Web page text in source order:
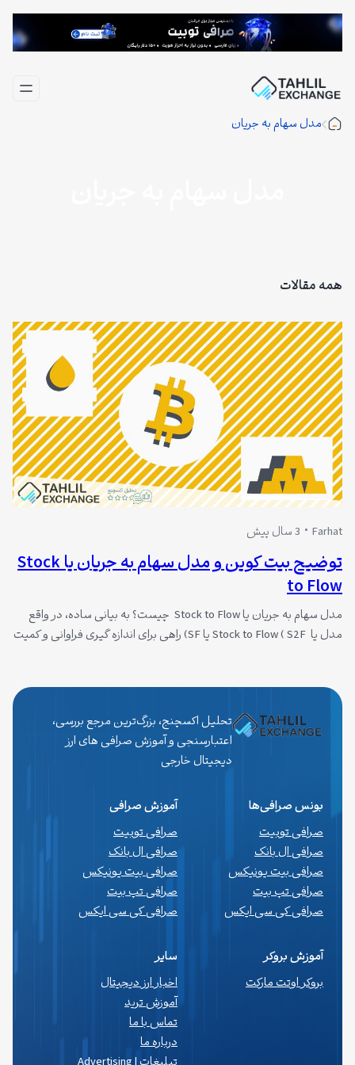
رفتن
مدل سهام به جریان
همه مقالات
Farhat 3 سال پیش
توضیح بیت کوین و مدل سهام به جریان یا Stock
to Flow
مدل سهام به جریان یا Stock to Flow چیست؟ به بیانی ساده، در واقع
مدل یا Stock to Flow ( S2F یا SF) راهی برای اندازه گیری فراوانی و کمیت
عموماً برای…
تحلیل اکسچنج، بزرگ‌ترین مرجع بررسی،
اعتبارسنجی و آموزش صرافی های ارز
دیجیتال خارجی
بونس صرافی‌ها
صرافی توبیت
صرافی ال بانک
صرافی بیت یونیکس
صرافی تپ بیت
صرافی کی سی ایکس
آموزش صرافی
صرافی توبیت
صرافی ال بانک
صرافی بیت یونیکس
صرافی تپ بیت
صرافی کی سی ایکس
آموزش بروکر
بروکر اوتت مارکت
سایر
اخبار ارز دیجیتال
آموزش ترید
تماس با ما
درباره ما